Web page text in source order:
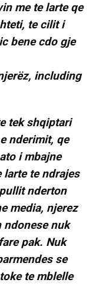
me te larte qe
te cilit i
bene cdo gje
tek shqiptari
nderimit, qe
i mbajne
larte te ndrajes
nderton
media, njerez
ndonese nuk
pak. Nuk
se
te mblelle